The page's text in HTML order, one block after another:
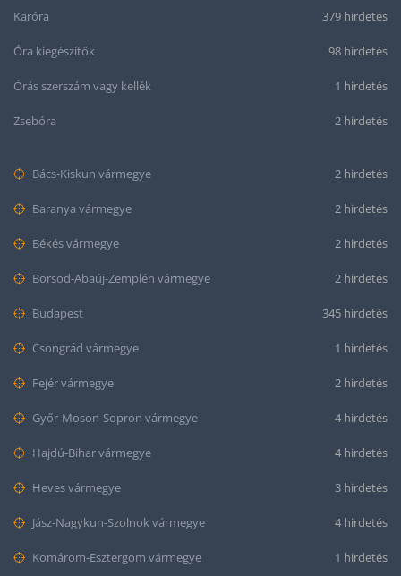
Karóra 379 hirdetés
Óra kiegészítők 98 hirdetés
Órás szerszám vagy kellék 1 hirdetés
Zsebóra 2 hirdetés
Bács-Kiskun vármegye 2 hirdetés
Baranya vármegye 2 hirdetés
Békés vármegye 2 hirdetés
Borsod-Abaúj-Zemplén vármegye 2 hirdetés
Budapest 345 hirdetés
Csongrád vármegye 1 hirdetés
Fejér vármegye 2 hirdetés
Győr-Moson-Sopron vármegye 4 hirdetés
Hajdú-Bihar vármegye 4 hirdetés
Heves vármegye 3 hirdetés
Jász-Nagykun-Szolnok vármegye 4 hirdetés
Komárom-Esztergom vármegye 1 hirdetés